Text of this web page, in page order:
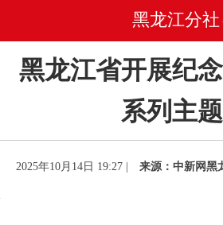
黑龙江分社
黑龙江省开展纪
系列主
2025年10月14日 19:27 | 来源：中新网黑